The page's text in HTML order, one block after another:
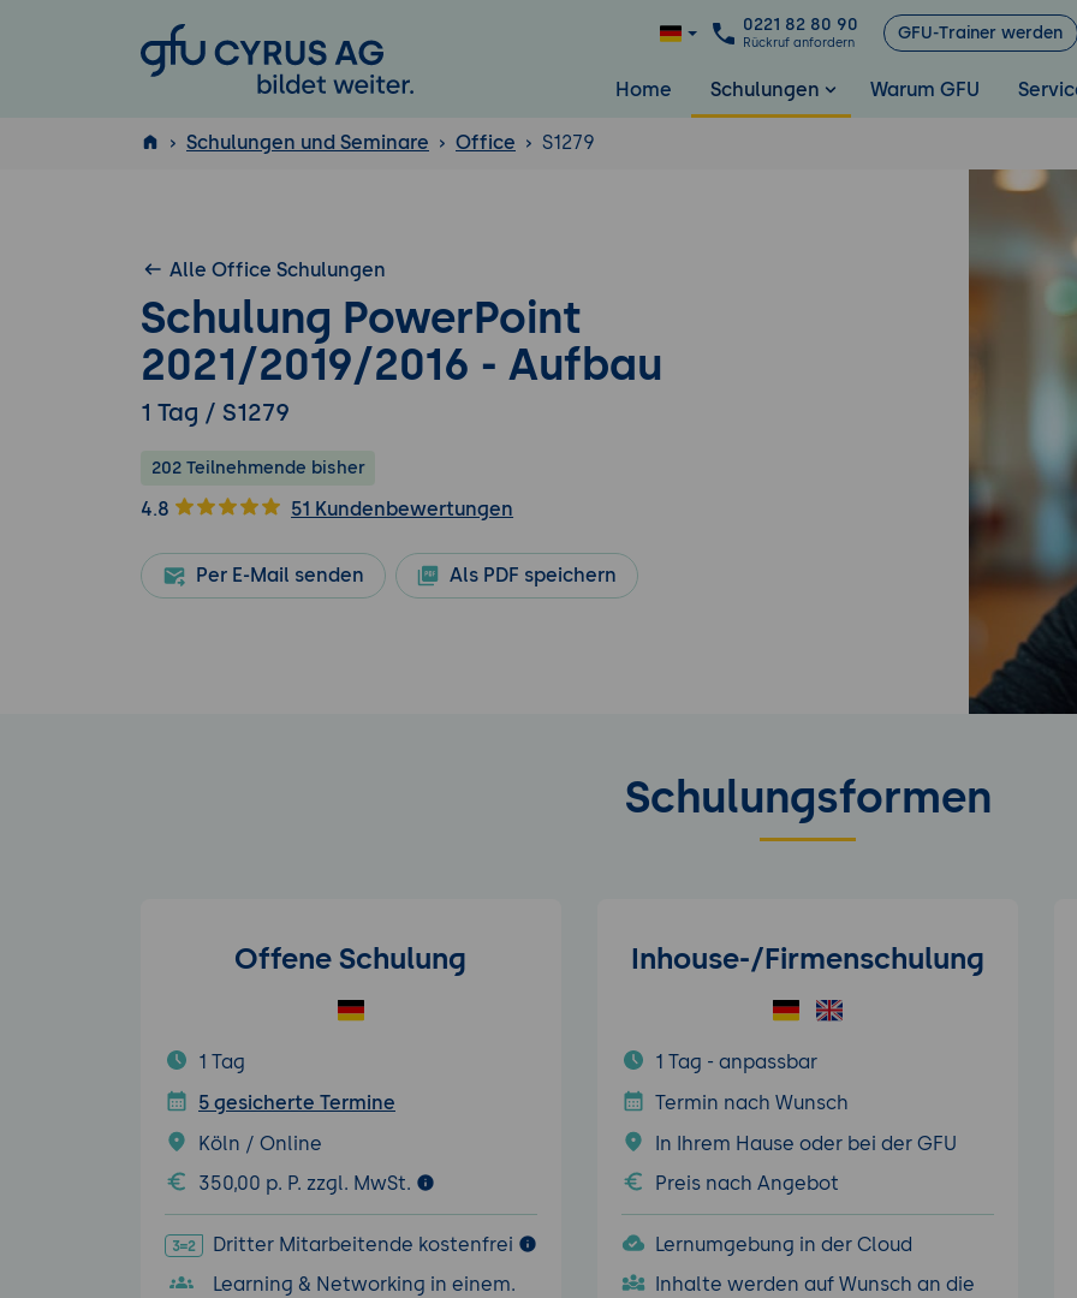
GFU Cyrus AG
0221 82 80 90
Rückruf anfordern GFU-Trainer werden
Home Schulungen Warum GFU
ISTQB
Schulungen und Seminare Office S1279
Alle Office Schulungen
Schulung PowerPoint
2021/2019/2016 - Aufbau
1 Tag / S1279
202 Teilnehmende bisher
4.8 51 Kundenbewertungen
Per E-Mail senden Als PDF speichern
Schulungsformen
Offene Schulung
1 Tag
5 gesicherte Termine
Köln / Online
350,00 p. P. zzgl. MwSt.
Dritter Mitarbeitende kostenfrei
Learning & Networking in einem.
Inhouse-/Firmenschulung
1 Tag - anpassbar
Termin nach Wunsch
In Ihrem Hause oder bei der GFU
Preis nach Angebot
Lernumgebung in der Cloud
Inhalte werden auf Wunsch an die